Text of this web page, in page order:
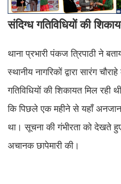
संदिग्ध गतिविधियों की
थाना प्रभारी पंकज त्रिपाठी ने
स्थानीय नागरिकों द्वारा सारंग
गतिविधियों की शिकायत मिल रही
कि पिछले एक महीने से यहाँ
था। सूचना की गंभीरता को देखते
अचानक छापेमारी की।